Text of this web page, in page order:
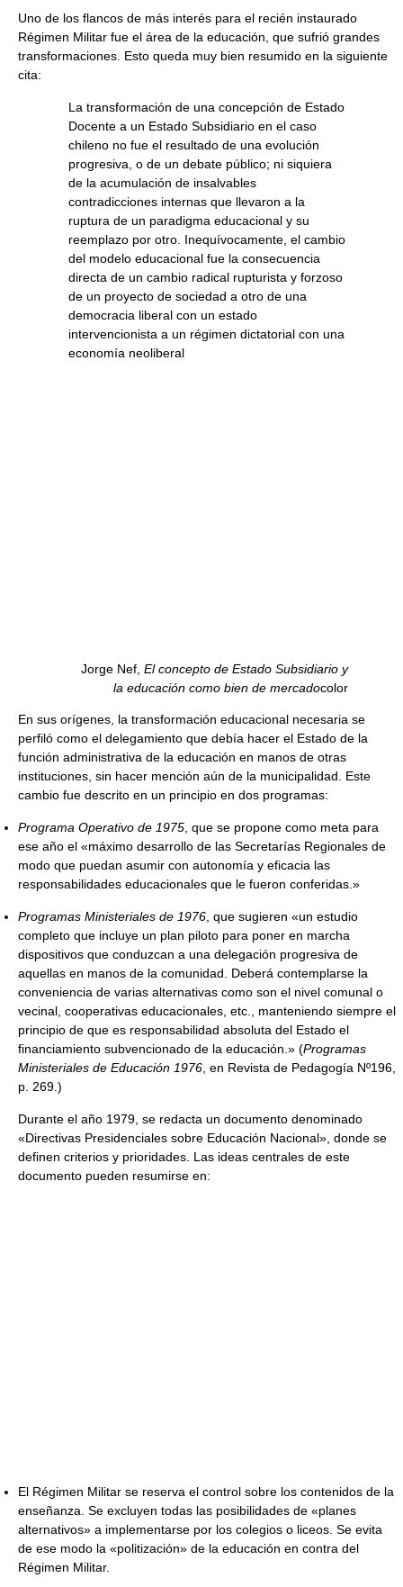
Uno de los flancos de más interés para el recién instaurado
Régimen Militar fue el área de la educación, que sufrió grandes
transformaciones. Esto queda muy bien resumido en la siguiente
cita:
La transformación de una concepción de Estado
Docente a un Estado Subsidiario en el caso
chileno no fue el resultado de una evolución
progresiva, o de un debate público; ni siquiera
de la acumulación de insalvables
contradicciones internas que llevaron a la
ruptura de un paradigma educacional y su
reemplazo por otro. Inequívocamente, el cambio
del modelo educacional fue la consecuencia
directa de un cambio radical rupturista y forzoso
de un proyecto de sociedad a otro de una
democracia liberal con un estado
intervencionista a un régimen dictatorial con una
economía neoliberal
Jorge Nef, El concepto de Estado Subsidiario y
la educación como bien de mercadocolor
En sus orígenes, la transformación educacional necesaria se
perfiló como el delegamiento que debía hacer el Estado de la
función administrativa de la educación en manos de otras
instituciones, sin hacer mención aún de la municipalidad. Este
cambio fue descrito en un principio en dos programas:
Programa Operativo de 1975 , que se propone como meta para
ese año el «máximo desarrollo de las Secretarías Regionales de
modo que puedan asumir con autonomía y eficacia las
responsabilidades educacionales que le fueron conferidas.»
Programas Ministeriales de 1976 , que sugieren «un estudio
completo que incluye un plan piloto para poner en marcha
dispositivos que conduzcan a una delegación progresiva de
aquellas en manos de la comunidad. Deberá contemplarse la
conveniencia de varias alternativas como son el nivel comunal o
vecinal, cooperativas educacionales, etc., manteniendo siempre el
principio de que es responsabilidad absoluta del Estado el
financiamiento subvencionado de la educación.» (Programas
Ministeriales de Educación 1976 , en Revista de Pedagogía Nº196,
p. 269.)
Durante el año 1979, se redacta un documento denominado
«Directivas Presidenciales sobre Educación Nacional», donde se
definen criterios y prioridades. Las ideas centrales de este
documento pueden resumirse en:
El Régimen Militar se reserva el control sobre los contenidos de la
enseñanza. Se excluyen todas las posibilidades de «planes
alternativos» a implementarse por los colegios o liceos. Se evita
de ese modo la «politización» de la educación en contra del
Régimen Militar.